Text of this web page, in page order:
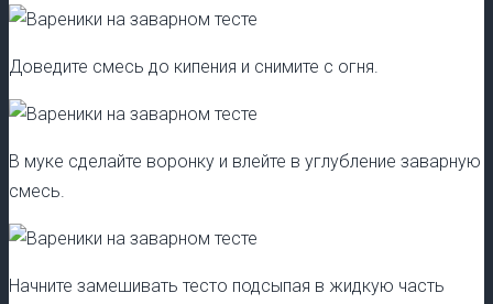
Доведите смесь до кипения и снимите с огня.
В муке сделайте воронку и влейте в углубление заварную
смесь.
Начните замешивать тесто подсыпая в жидкую часть